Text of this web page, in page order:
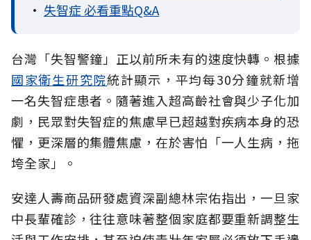
• 失智症 必看重點Q&A
台灣「失智警鐘」正以前所未有的速度快轉。根據
國家衛生研究院統計顯示，平均每30分鐘就新增
一名失智症患者。隨著進入超高齡社會與少子化加
劇，民眾對失智症的焦慮早已超越對疾病本身的恐
懼，更深層的集體焦慮，在於害怕「一人生病，拖
垮全家」。
安達人壽商品研發處資深副總林宗佑指出，一旦家
中長輩確診，往往意味著整個家庭都要重新調整生